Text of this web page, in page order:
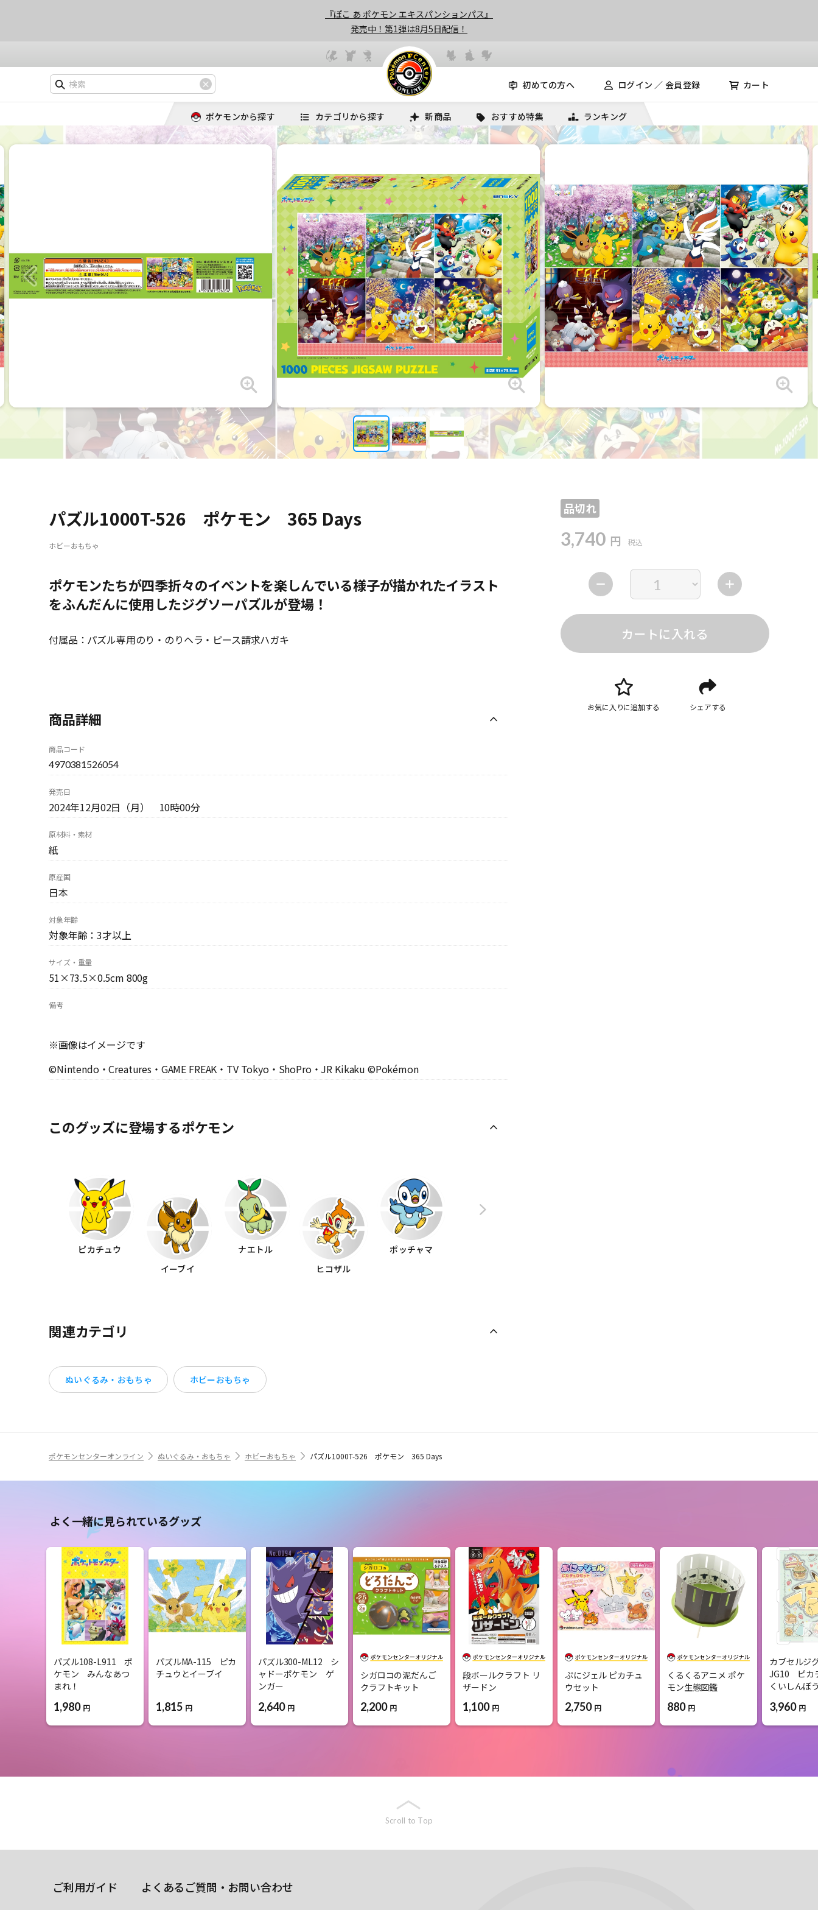
『ぽこ あ ポケモン エキスパンションパス』
発売中！第1弾は8月5日配信！
初めての方へ ログイン ／ 会員登録 カート
ポケモンから探す カテゴリから探す 新商品 おすすめ特集 ランキング
パズル1000T-526 ポケモン 365 Days
ホビーおもちゃ
品切れ
3,740 円 税込
カートに入れる
お気に入りに追加する シェアする
ポケモンたちが四季折々のイベントを楽しんでいる様子が描かれたイラスト
をふんだんに使用したジグソーパズルが登場！
付属品：パズル専用のり・のりヘラ・ピース請求ハガキ
商品詳細
商品コード
4970381526054
発売日
2024年12月02日（月） 10時00分
原材料・素材
紙
原産国
日本
対象年齢
対象年齢：3才以上
サイズ・重量
51×73.5×0.5cm 800g
備考
※画像はイメージです
©Nintendo・Creatures・GAME FREAK・TV Tokyo・ShoPro・JR Kikaku ©Pokémon
このグッズに登場するポケモン
ピカチュウ
イーブイ
ナエトル
ヒコザル
ポッチャマ
関連カテゴリ
ぬいぐるみ・おもちゃ ホビーおもちゃ
ポケモンセンターオンライン ぬいぐるみ・おもちゃ ホビーおもちゃ パズル1000T-526 ポケモン 365 Days
よく一緒に見られているグッズ
パズル108-L911 ポ
ケモン みんなあつ
まれ！
1,980 円
パズルMA-115 ピカ
チュウとイーブイ
1,815 円
パズル300-ML12 シ
ャドーポケモン ゲ
ンガー
2,640 円
シガロコの泥だんご
クラフトキット
2,200 円
段ボールクラフト リ
ザードン
1,100 円
ぷにジェル ピカチュ
ウセット
2,750 円
くるくるアニメ ポケ
モン生態図鑑
880 円
カブセルジ
JG10 ピカ
くいしんぼ
3,960 円
Scroll to Top
ご利用ガイド よくあるご質問・お問い合わせ